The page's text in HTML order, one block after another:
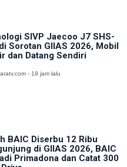
SIVP Jaecoo J7 SHS-
Sorotan GIIAS 2026, Mobil
dan Datang Sendiri
- 19 jam lalu
BAIC Diserbu 12 Ribu
di GIIAS 2026, BAIC
Primadona dan Catat 300